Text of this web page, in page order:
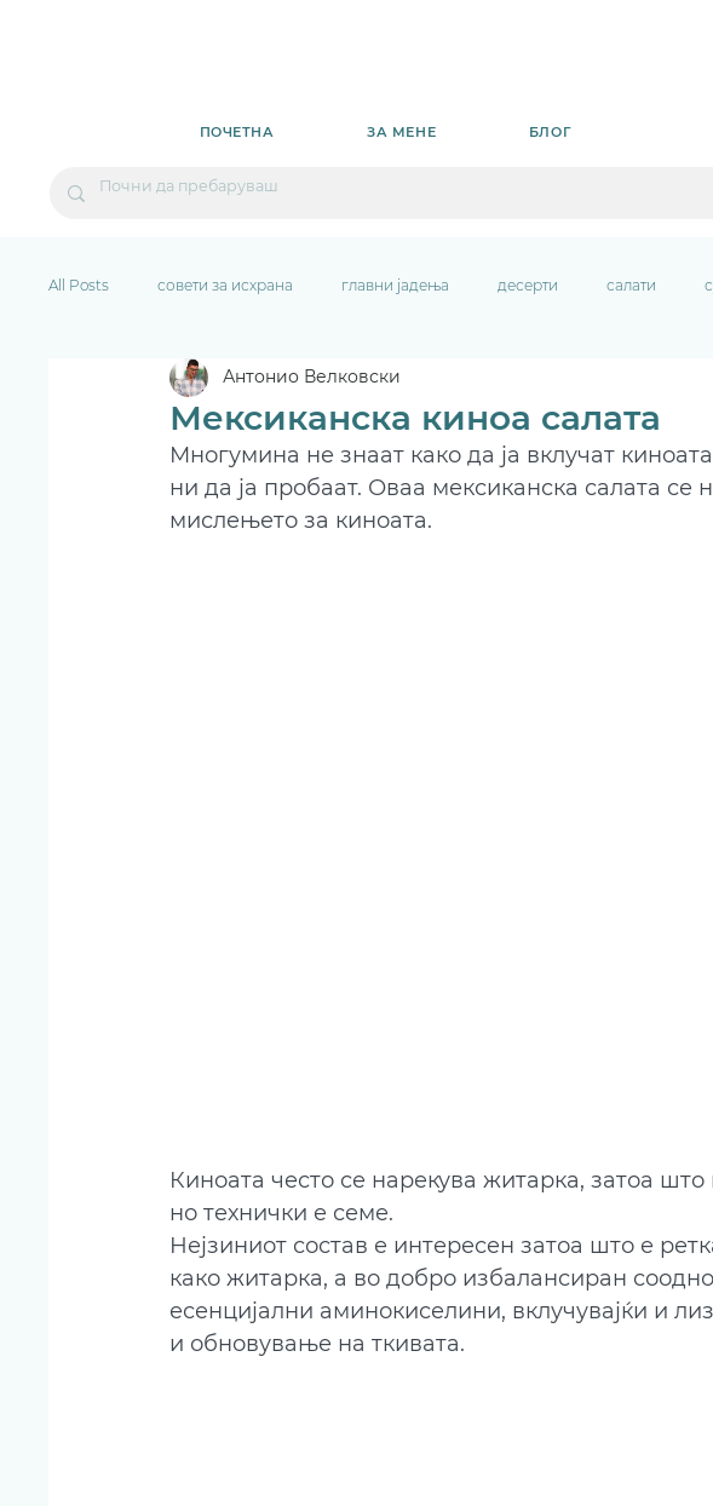
ПОЧЕТНА ЗА МЕНЕ БЛОГ
All Posts совети за исхрана главни јадења десерти салати
Мексиканска киноа салата
Антонио Велковски
Многумина не знаат како да ја вклучат
ни да ја пробаат. Оваа мексиканска салата се
мислењето за киноата.
Киноата често се нарекува житарка, затоа што
но технички е семе.
Нејзиниот состав е интересен затоа што е
како житарка, а во добро избалансиран
есенцијални аминокиселини, вклучувајќи и
и обновување на ткивата.